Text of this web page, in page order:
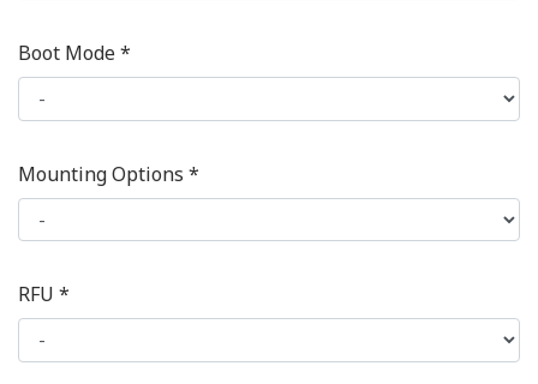
Boot Mode *
Mounting Options *
RFU *